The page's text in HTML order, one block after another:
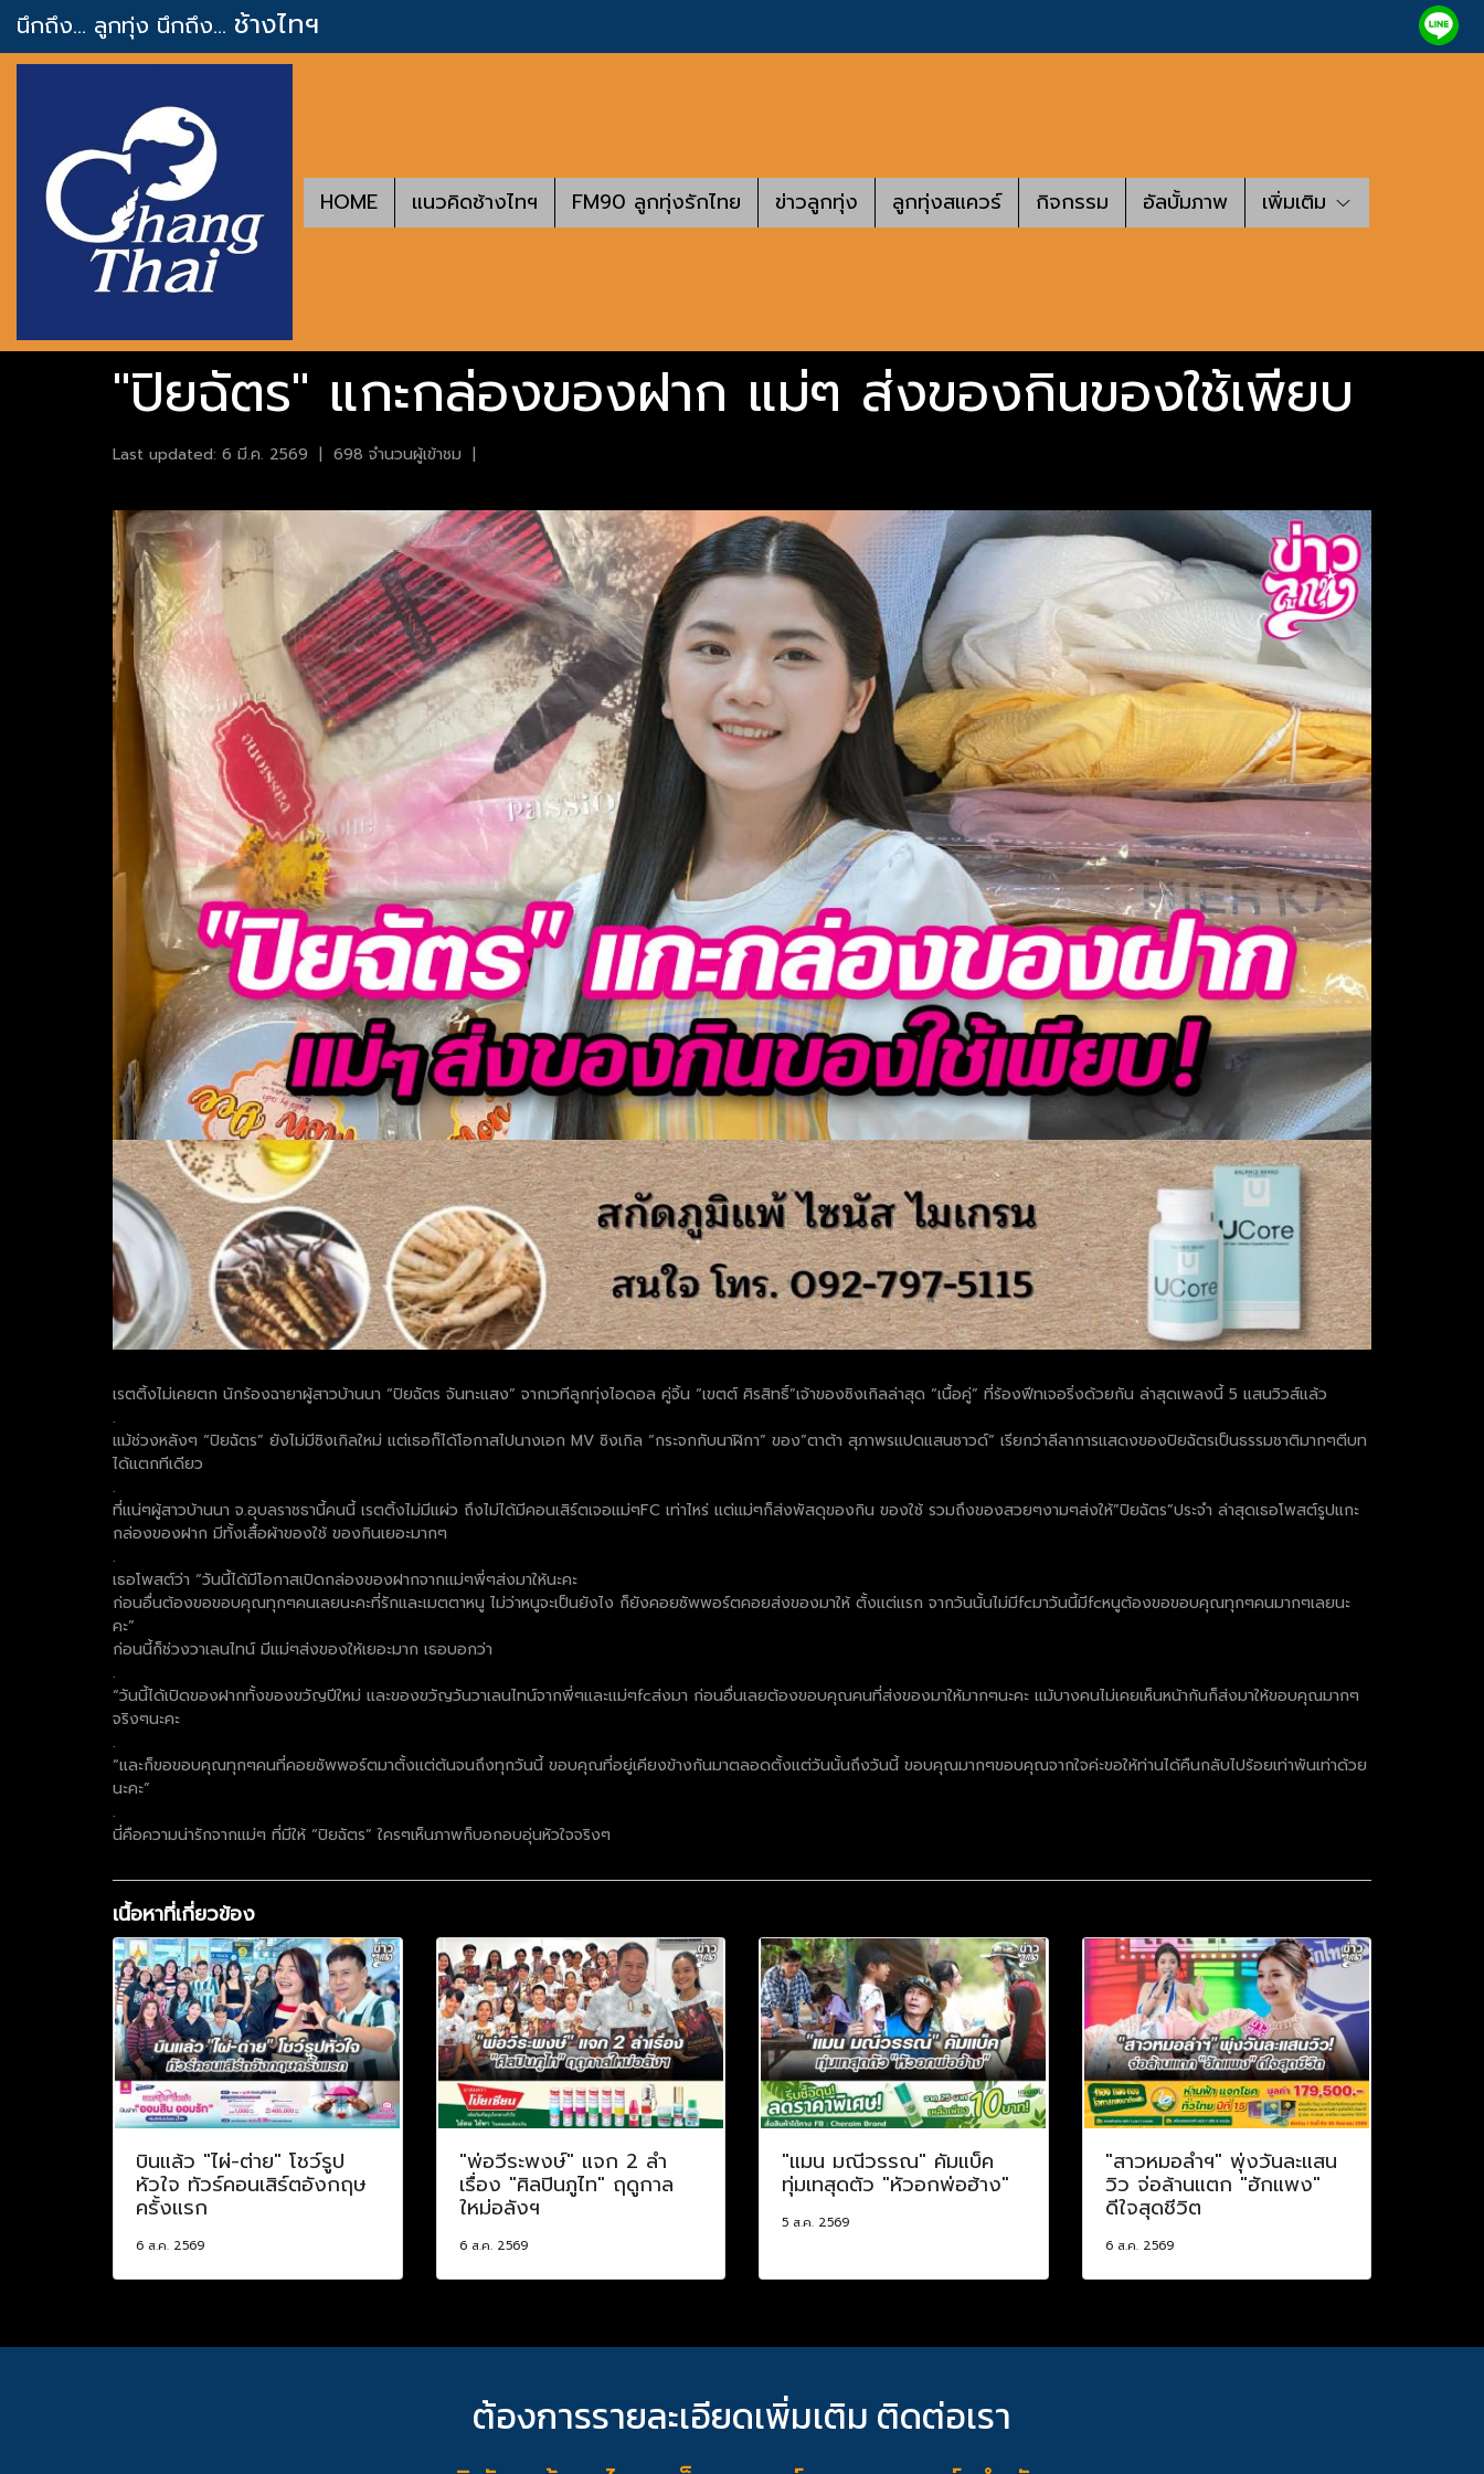
นึกถึง... ลูกทุ่ง นึกถึง... ช้างไทฯ
HOME แนวคิดช้างไทฯ FM90 ลูกทุ่งรักไทย ข่าวลูกทุ่ง ลูกทุ่งสแควร์ กิจกรรม อัลบั้มภาพ เพิ่มเติม
"ปิยฉัตร" แกะกล่องของฝาก แม่ๆ ส่งของกินของใช้เพียบ
Last updated: 6 มี.ค. 2569 | 698 จำนวนผู้เข้าชม |
เรตติ้งไม่เคยตก นักร้องฉายาผู้สาวบ้านนา “ปิยฉัตร จันทะแสง” จากเวทีลูกทุ่งไอดอล คู่จิ้น “เขตต์ ศิรสิทธิ์”เจ้าของซิงเกิลล่าสุด “เนื้อคู่” ที่ร้องฟีทเจอริ่งด้วยกัน ล่าสุดเพลงนี้ 5 แสนวิวส์แล้ว
.
แม้ช่วงหลังๆ “ปิยฉัตร” ยังไม่มีซิงเกิลใหม่ แต่เธอก็ได้โอกาสไปนางเอก MV ซิงเกิล “กระจกกับนาฬิกา” ของ”ตาต้า สุภาพรแปดแสนซาวด์” เรียกว่าลีลาการแสดงของปิยฉัตรเป็นธรรมชาติมากๆตีบท
ได้แตกทีเดียว
.
ที่แน่ๆผู้สาวบ้านนา จ.อุบลราชธานี้คนนี้ เรตติ้งไม่มีแผ่ว ถึงไม่ได้มีคอนเสิร์ตเจอแม่ๆFC เท่าไหร่ แต่แม่ๆก็ส่งพัสดุของกิน ของใช้ รวมถึงของสวยๆงามๆส่งให้”ปิยฉัตร”ประจำ ล่าสุดเธอโพสต์รูปแกะ
กล่องของฝาก มีทั้งเสื้อผ้าของใช้ ของกินเยอะมากๆ
.
เธอโพสต์ว่า “วันนี้ได้มีโอกาสเปิดกล่องของฝากจากเเม่ๆพี่ๆส่งมาให้นะคะ
ก่อนอื่นต้องขอขอบคุณทุกๆคนเลยนะคะที่รักและเมตตาหนู ไม่ว่าหนูจะเป็นยังไง ก็ยังคอยซัพพอร์ตคอยส่งของมาให้ ตั้งเเต่เเรก จากวันนั้นไม่มีfcมาวันนี้มีfcหนูต้องขอขอบคุณทุกๆคนมากๆเลยนะ
คะ”
ก่อนนี้ก็ช่วงวาเลนไทน์ มีแม่ๆส่งของให้เยอะมาก เธอบอกว่า
.
“วันนี้ได้เปิดของฝากทั้งของขวัญปีใหม่ และของขวัญวันวาเลนไทน์จากพี่ๆและเเม่ๆfcส่งมา ก่อนอื่นเลยต้องขอบคุณคนที่ส่งของมาให้มากๆนะคะ แม้บางคนไม่เคยเห็นหน้ากันก็ส่งมาให้ขอบคุณมากๆ
จริงๆนะคะ
.
“เเละก็ขอขอบคุณทุกๆคนที่คอยซัพพอร์ตมาตั้งเเต่ต้นจนถึงทุกวันนี้ ขอบคุณที่อยู่เคียงข้างกันมาตลอดตั้งเเต่วันนั้นถึงวันนี้ ขอบคุณมากๆขอบคุณจากใจค่ะขอให้ท่านได้คืนกลับไปร้อยเท่าพันเท่าด้วย
นะคะ”
.
นี่คือความน่ารักจากแม่ๆ ที่มีให้ “ปิยฉัตร” ใครๆเห็นภาพก็บอกอบอุ่นหัวใจจริงๆ
เนื้อหาที่เกี่ยวข้อง
บินแล้ว "ไผ่-ต่าย" โชว์รูป
หัวใจ ทัวร์คอนเสิร์ตอังกฤษ
ครั้งแรก
6 ส.ค. 2569
"พ่อวีระพงษ์" แจก 2 ลำ
เรื่อง "ศิลปินภูไท" ฤดูกาล
ใหม่อลังฯ
6 ส.ค. 2569
"แมน มณีวรรณ" คัมแบ็ค
ทุ่มเทสุดตัว "หัวอกพ่อฮ้าง"
5 ส.ค. 2569
"สาวหมอลำฯ" พุ่งวันละแสน
วิว จ่อล้านแตก "ฮักแพง"
ดีใจสุดชีวิต
6 ส.ค. 2569
ต้องการรายละเอียดเพิ่มเติม ติดต่อเรา